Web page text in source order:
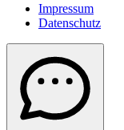
Impressum
Datenschutz